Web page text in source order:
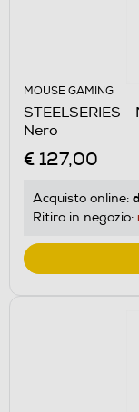
MOUSE GAMING
STEELSERIES -
Nero
€ 127,00
Acquisto online:
Ritiro in negozio: